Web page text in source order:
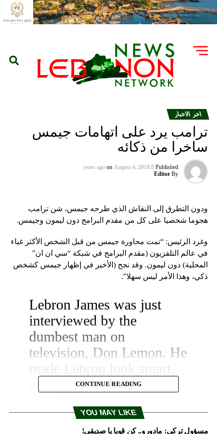
اخر الاخبار
ترامب يرد على اتهامات جيمس
ساخرا من ذكائه
Published
8 years ago
on August 4, 2018
By
Editor
ودون التطرق إلى النقاش الذي طرحه جيمس، شن ترامب
هجوما شخصيا على كل من مقدم البرامج دون ليمون وجيمس.
وغرد الرئيس: “تمت محاورة جيمس من قبل الشخص الأكثر غباء
في عالم التلفزيون (مقدم البرامج في شبكة “سي ان ان”
المحلية) دون ليمون. وقد نجح (الأخير في إظهار جيمس كشخص
ذكي، وهذا الأمر ليس سهلا”.
Lebron James was just
interviewed by the
dumbest man on
television, Don Lemon. He
which isn’t easy to do. I
CONTINUE READING
YOU MAY LIKE
مسؤول تركي: مادورو.. كن قويا يا صديقي!